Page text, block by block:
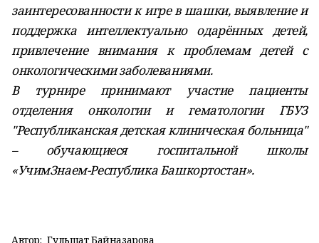
заинтересованности к игре в шашки, выявление и
поддержка интеллектуально одарённых детей,
привлечение внимания к проблемам детей с
онкологическими заболеваниями.
В турнире принимают участие пациенты
отделения онкологии и гематологии ГБУЗ
"Республиканская детская клиническая больница"
– обучающиеся госпитальной школы
«УчимЗнаем-Республика Башкортостан».
Автор: Гульшат Байназарова